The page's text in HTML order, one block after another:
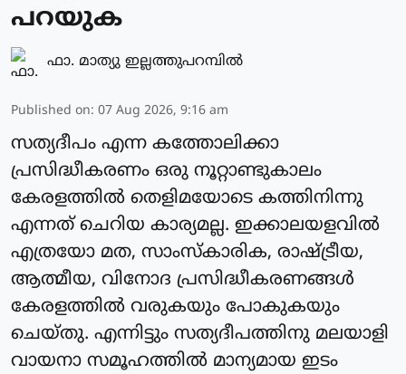
പറയുക
ഫാ. മാത്യു ഇല്ലത്തുപറമ്പില്‍
Published on: 07 Aug 2026, 9:16 am
സത്യദീപം എന്ന കത്തോലിക്കാ
പ്രസിദ്ധീകരണം ഒരു നൂറ്റാണ്ടുകാലം
കേരളത്തിൽ തെളിമയോടെ കത്തിനിന്നു
എന്നത് ചെറിയ കാര്യമല്ല. ഇക്കാലയളവിൽ
എത്രയോ മത, സാംസ്‌കാരിക, രാഷ്ട്രീയ,
ആത്മീയ, വിനോദ പ്രസിദ്ധീകരണങ്ങൾ
കേരളത്തിൽ വരുകയും പോകുകയും
ചെയ്‌തു. എന്നിട്ടും സത്യദീപത്തിനു മലയാളി
വായനാ സമൂഹത്തിൽ മാന്യമായ ഇടം